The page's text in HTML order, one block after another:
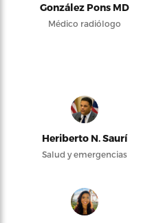
González Pons MD
Médico radiólogo
Heriberto N. Saurí
Salud y emergencias